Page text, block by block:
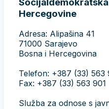
Hercegovine
Adresa: Alipašina 41
71000 Sarajevo
Bosna i Hercegovina
Telefon: +387 (33) 563
Fax: +387 (33) 563 901
Služba za odnose s